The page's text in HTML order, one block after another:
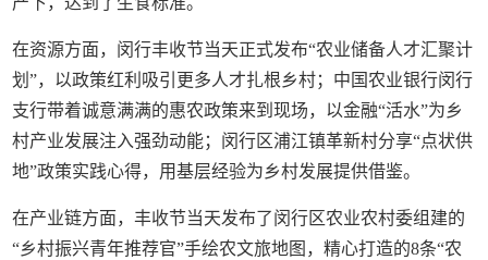
在资源方面，闵行丰收节当天正式发布“农业储备人才汇聚计
划”，以政策红利吸引更多人才扎根乡村；中国农业银行闵行
支行带着诚意满满的惠农政策来到现场，以金融“活水”为乡
村产业发展注入强劲动能；闵行区浦江镇革新村分享“点状供
地”政策实践心得，用基层经验为乡村发展提供借鉴。
在产业链方面，丰收节当天发布了闵行区农业农村委组建的
“乡村振兴青年推荐官”手绘农文旅地图，精心打造的8条“农